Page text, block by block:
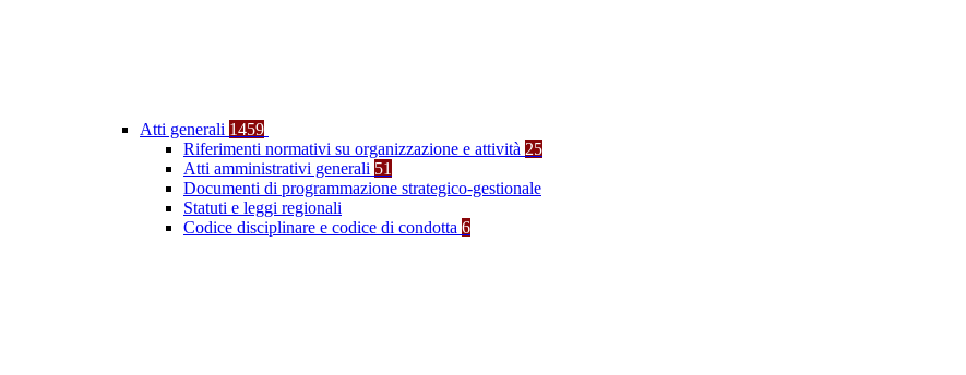
Atti generali 1459
Riferimenti normativi su organizzazione e attività 25
Atti amministrativi generali 51
Documenti di programmazione strategico-gestionale
Statuti e leggi regionali
Codice disciplinare e codice di condotta 6